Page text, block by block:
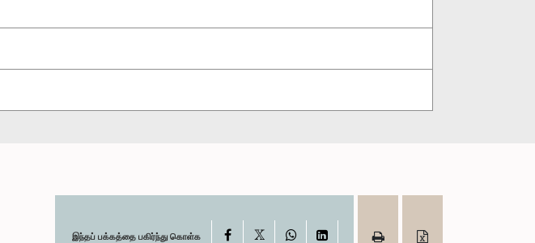
இந்தப் பக்கத்தை பகிர்ந்து கொள்க Facebook WhatsAppLinkedIn